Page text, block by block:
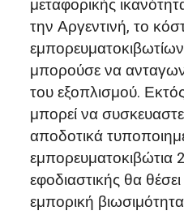
μεταφορικής
την Αργεντινή, το
μπορούσε να
του εξοπλισμού.
μπορεί να
αποδοτικά
εμπορευματοκιβώτια
εφοδιαστικής θα
εμπορική